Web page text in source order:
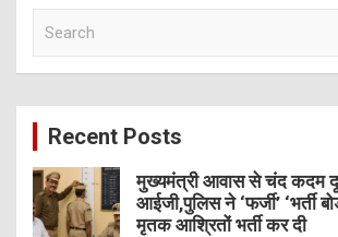
c
Recent Posts
मुख्यमंत्री आवास से चंद कदम
आईजी,पुलिस ने ‘फर्जी’ ‘भर्ती
मृतक आश्रितों भर्ती कर दी